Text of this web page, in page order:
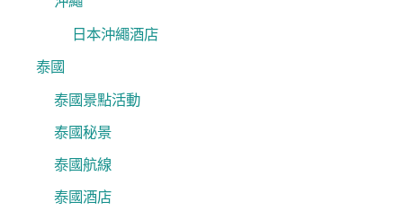
日本沖繩酒店
泰國
泰國景點活動
泰國秘景
泰國航線
泰國酒店